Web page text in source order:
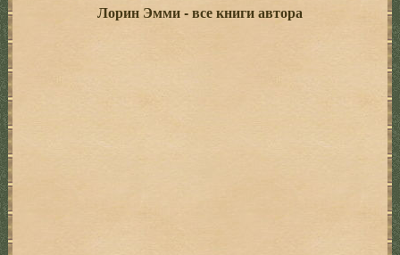
Лорин Эмми - все книги автора